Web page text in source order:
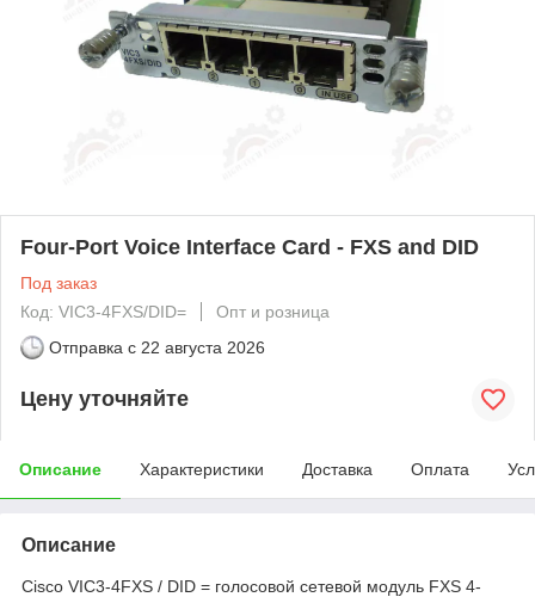
Four-Port Voice Interface Card - FXS and DID
Под заказ
Код: VIC3-4FXS/DID=
Опт и розница
Отправка с 22 августа 2026
Цену уточняйте
Описание Характеристики Доставка Оплата
Описание
Cisco VIC3-4FXS / DID = голосовой сетевой модуль FXS 4-